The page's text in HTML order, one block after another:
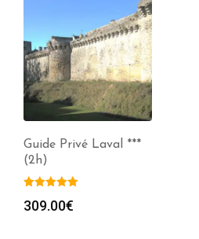
Guide Privé Laval ***
(2h)
309.00€